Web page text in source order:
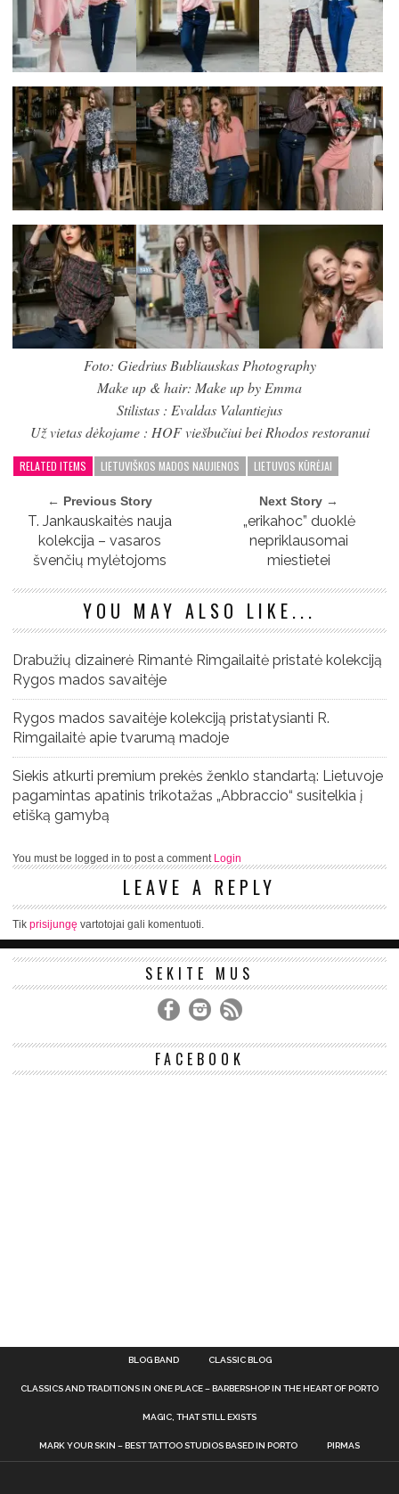
Foto: Giedrius Bubliauskas Photography
Make up & hair: Make up by Emma
Stilistas : Evaldas Valantiejus
Už vietas dėkojame : HOF viešbučiui bei Rhodos restoranui
RELATED ITEMS LIETUVIŠKOS MADOS NAUJIENOS LIETUVOS KŪRĖJAI
← Previous Story
T. Jankauskaitės nauja
kolekcija – vasaros
švenčių mylėtojoms
Next Story →
„erikahoc” duoklė
nepriklausomai
miestietei
YOU MAY ALSO LIKE...
Drabužių dizainerė Rimantė Rimgailaitė pristatė kolekciją
Rygos mados savaitėje
Rygos mados savaitėje kolekciją pristatysianti R.
Rimgailaitė apie tvarumą madoje
Siekis atkurti premium prekės ženklo standartą: Lietuvoje
pagamintas apatinis trikotažas „Abbraccio“ susitelkia į
etišką gamybą
You must be logged in to post a comment Login
LEAVE A REPLY
Tik prisijungę vartotojai gali komentuoti.
SEKITE MUS
FACEBOOK
BLOG BAND CLASSIC BLOG
CLASSICS AND TRADITIONS IN ONE PLACE – BARBERSHOP IN THE HEART OF PORTO
MAGIC, THAT STILL EXISTS
MARK YOUR SKIN – BEST TATTOO STUDIOS BASED IN PORTO PIRMAS